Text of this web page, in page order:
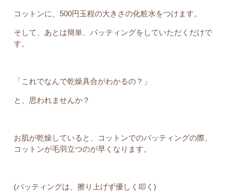
コットンに、500円玉程の大きさの化粧水をつけます。
そして、あとは簡単、パッティングをしていただくだけで
す。
「これでなんで乾燥具合がわかるの？」
と、思われませんか？
お肌が乾燥していると、コットンでのパッティングの際、
コットンが毛羽立つのが早くなります。
(パッティングは、擦り上げず優しく叩く)